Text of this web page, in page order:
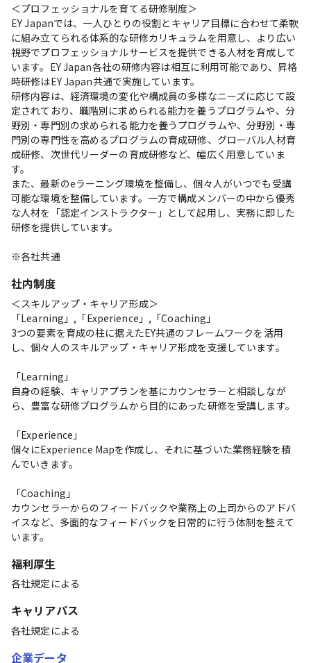
＜プロフェッショナルを育てる研修制度＞
EY Japanでは、一人ひとりの役割とキャリア目標に合わせて柔軟
に組み立てられる体系的な研修カリキュラムを用意し、より広い
視野でプロフェッショナルサービスを提供できる人材を育成して
います。EY Japan各社の研修内容は相互に利用可能であり、昇格
時研修はEY Japan共通で実施しています。
研修内容は、経済環境の変化や構成員の多様なニーズに応じて設
定されており、職階別に求められる能力を養うプログラムや、分
野別・専門別の求められる能力を養うプログラムや、分野別・専
門別の専門性を高めるプログラムの育成研修、グローバル人材育
成研修、次世代リーダーの育成研修など、幅広く用意していま
す。
また、最新のeラーニング環境を整備し、個々人がいつでも受講
可能な環境を整備しています。一方で構成メンバーの中から優秀
な人材を「認定インストラクター」として起用し、実務に即した
研修を提供しています。
※各社共通
社内制度
＜スキルアップ・キャリア形成＞
「Learning」,「Experience」,「Coaching」
3つの要素を育成の柱に据えたEY共通のフレームワークを活用
し、個々人のスキルアップ・キャリア形成を支援しています。
「Learning」
自身の経験、キャリアプランを基にカウンセラーと相談しなが
ら、豊富な研修プログラムから目的にあった研修を受講します。
「Experience」
個々にExperience Mapを作成し、それに基づいた業務経験を積
んでいきます。
「Coaching」
カウンセラーからのフィードバックや業務上の上司からのアドバ
イスなど、多面的なフィードバックを日常的に行う体制を整えて
います。
福利厚生
各社規定による
キャリアパス
各社規定による
企業データ